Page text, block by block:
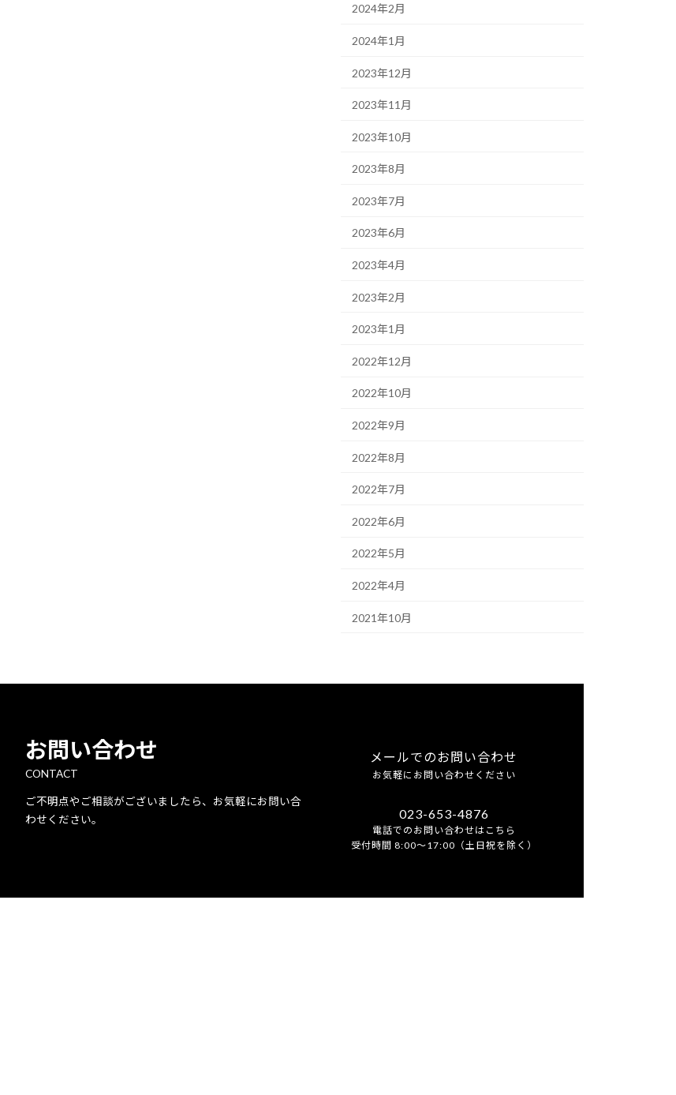
2024年2月
2024年1月
2023年12月
2023年11月
2023年10月
2023年8月
2023年7月
2023年6月
2023年4月
2023年2月
2023年1月
2022年12月
2022年10月
2022年9月
2022年8月
2022年7月
2022年6月
2022年5月
2022年4月
2021年10月
お問い合わせ
CONTACT
ご不明点やご相談がございましたら、お気軽にお問い合
わせください。
メールでのお問い合わせ
お気軽にお問い合わせください
023-653-4876
電話でのお問い合わせはこちら
受付時間 8:00～17:00（土日祝を除く）